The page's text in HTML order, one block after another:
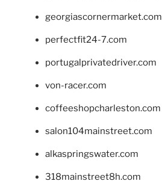
georgiascornermarket.com
perfectfit24-7.com
portugalprivatedriver.com
von-racer.com
coffeeshopcharleston.com
salon104mainstreet.com
alkaspringswater.com
318mainstreet8h.com